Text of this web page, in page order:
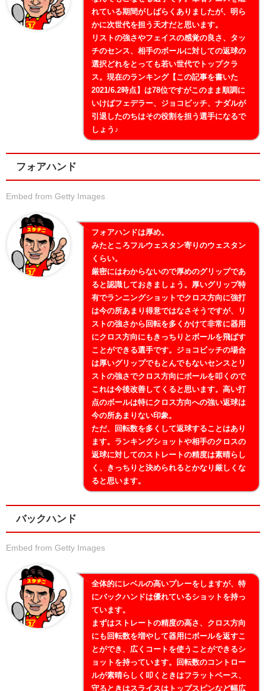
れている期間がしばらくありましたが、明ら
かに次世代を担う天才だと思います。
リストの強さやフェイスの感覚の良さ、タッ
チのセンス、相手のボールに対しての返球の
選択どれをとっても若い世代でトップクラ
ス。現在のランキング【この記事を書いた
2021/6.2時点】は78位ですがこのまま順調に
いけばフェデラー、ジョコビッチ、ナダルが
引退したのちはその役割を担う選手になるで
しょう♪
フォアハンド
Embed from Getty Images
フォアハンドは厚め。
みたところフルウェスタン寄りのウェスタン
くらい。
厳密にはわからないので厚めのグリップであ
ると認識しておきましょう。厚いグリップ特
有でランニングショットでクロス方向に強打
は今の所あまり得意ではなさそうですが、リ
ストの強さから回転を多くかけて非常に器用
にクロス方向にもきっちりとボールを飛ばす
ことができる選手です。ジョコビッチの場合
は厚いグリップでもとんでもないセンスとリ
ストの強さでクロス方向にボールを叩くので
これは今後改善してくると思います。高い打
点のボールは特にクロス方向への強い返球は
今の所あまりない印象。
ただ、回転数を多くして返球することはあり
ます。ランキングショットや相手のクロスの
返球に対してのストレートの精度は素晴らし
く、きっちりと決められるとかなり厳しくな
ると思います。
バックハンド
Embed from Getty Images
全体的にレベルの高いプレーをしますが、特
にバックハンドは優れているショットを持っ
ています。
まずはストレートの精度の高さ、クロス方向
にも回転数を増やして器用にボールを返すこ
とができ、広くコートを使うことができるシ
ョットを持っています。回転数のコントロー
ルが素晴らしく叩くときはフラットベース、
守るときはスライスはトップスピンなど幅広